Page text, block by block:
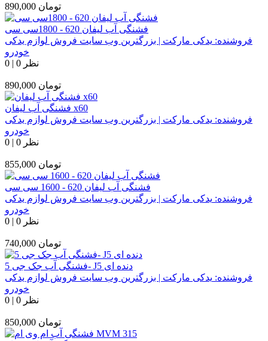
890,000 تومان
فشنگی آب لیفان 620 - 1800سی سی
فروشنده: یدکی مارکت | بزرگترین وب سایت فروش لوازم یدکی
خودرو
0 | 0 نظر
890,000 تومان
فشنگی آب لیفان x60
فروشنده: یدکی مارکت | بزرگترین وب سایت فروش لوازم یدکی
خودرو
0 | 0 نظر
855,000 تومان
فشنگی آب لیفان 620 - 1600 سی سی
فروشنده: یدکی مارکت | بزرگترین وب سایت فروش لوازم یدکی
خودرو
0 | 0 نظر
740,000 تومان
فشنگی آب جک جی 5- J5 دنده ای
فروشنده: یدکی مارکت | بزرگترین وب سایت فروش لوازم یدکی
خودرو
0 | 0 نظر
850,000 تومان